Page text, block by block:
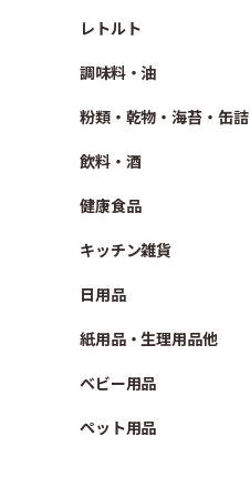
レトルト
調味料・油
粉類・乾物・海苔・缶詰
飲料・酒
健康食品
キッチン雑貨
日用品
紙用品・生理用品他
ベビー用品
ペット用品